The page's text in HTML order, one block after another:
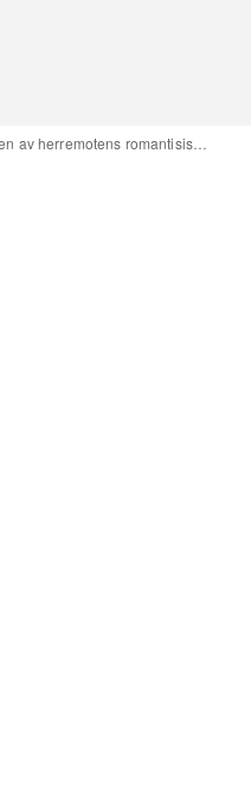
Fremveksten av herremotens romantisisme: den nye estetikken som omformer hvordan menn kler seg